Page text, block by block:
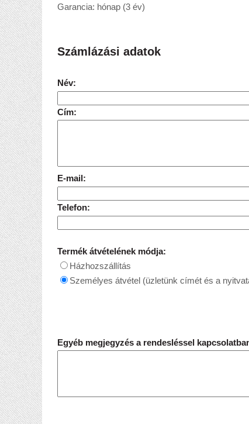
Garancia: hónap (3 év)
Számlázási adatok
Név:
Cím:
E-mail:
Telefon:
Termék átvételének módja:
Házhozszállítás
Személyes átvétel (üzletünk címét és a
Egyéb megjegyzés a rendesléssel